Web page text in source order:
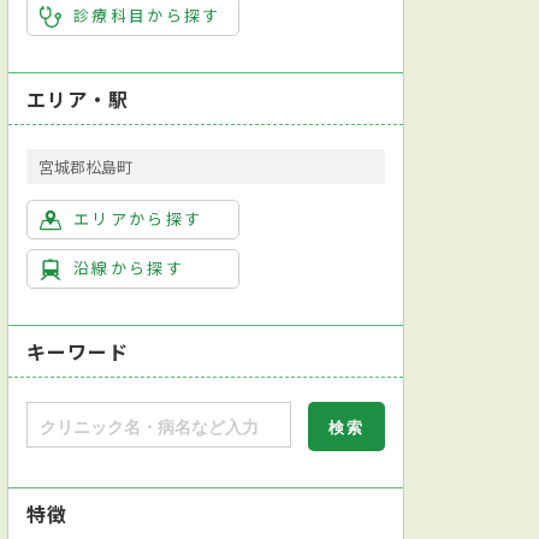
診療科目から探す
エリア・駅
宮城郡松島町
エリアから探す
沿線から探す
キーワード
特徴